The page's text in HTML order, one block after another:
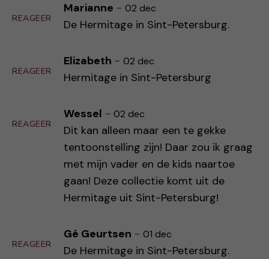
REAGEER
Marianne - 02 dec
De Hermitage in Sint-Petersburg.
REAGEER
Elizabeth - 02 dec
Hermitage in Sint-Petersburg
REAGEER
Wessel - 02 dec
Dit kan alleen maar een te gekke
tentoonstelling zijn! Daar zou ik graag
met mijn vader en de kids naartoe
gaan! Deze collectie komt uit de
Hermitage uit Sint-Petersburg!
REAGEER
Gé Geurtsen - 01 dec
De Hermitage in Sint-Petersburg.